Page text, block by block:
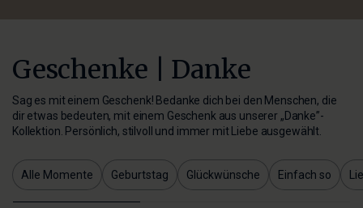
Geschenke | Danke
Sag es mit einem Geschenk! Bedanke dich bei den Menschen, die
dir etwas bedeuten, mit einem Geschenk aus unserer „Danke”-
Kollektion. Persönlich, stilvoll und immer mit Liebe ausgewählt.
Alle Momente Geburtstag Glückwünsche Einfach so